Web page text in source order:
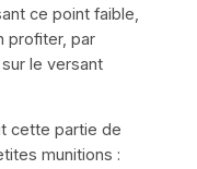
ce point faible,
profiter, par
le versant
cette partie de
munitions :